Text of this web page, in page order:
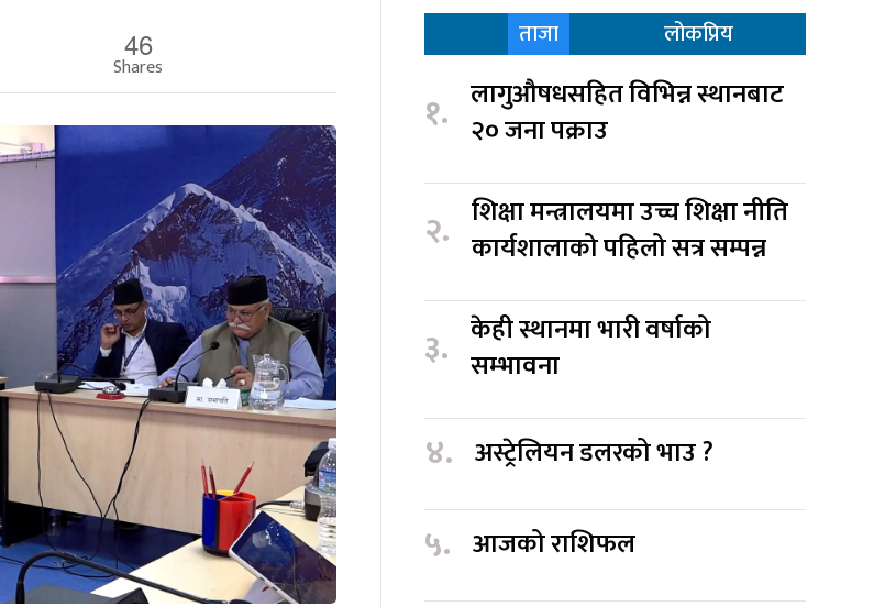
46
Shares
ताजा लोकप्रिय
१. लागुऔषधसहित विभिन्न स्थानबाट
२० जना पक्राउ
२. शिक्षा मन्त्रालयमा उच्च शिक्षा नीति
कार्यशालाको पहिलो सत्र सम्पन्न
३. केही स्थानमा भारी वर्षाको
सम्भावना
४. अस्ट्रेलियन डलरको भाउ ?
५. आजको राशिफल